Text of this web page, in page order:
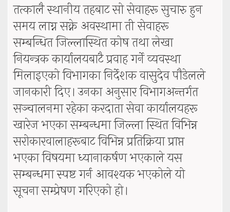
तत्कालै स्थानीय तहबाट सो सेवाहरू सुचारु हुन
समय लाग्न सक्ने अवस्थामा ती सेवाहरू
सम्बन्धित जिल्लास्थित कोष तथा लेखा
नियन्त्रक कार्यालयबाटै प्रवाह गर्ने व्यवस्था
मिलाइएको विभागका निर्देशक वासुदेव पौडेलले
जानकारी दिए। उनका अनुसार विभागअन्तर्गत
सञ्चालनमा रहेका करदाता सेवा कार्यालयहरू
खारेज भएका सम्बन्धमा जिल्ला स्थित विभिन्न
सरोकारवालाहरूबाट विभिन्न प्रतिक्रिया प्राप्त
भएका विषयमा ध्यानाकर्षण भएकाले यस
सम्बन्धमा स्पष्ट गर्न आवश्यक भएकोले यो
सूचना सम्प्रेषण गरिएको हो।